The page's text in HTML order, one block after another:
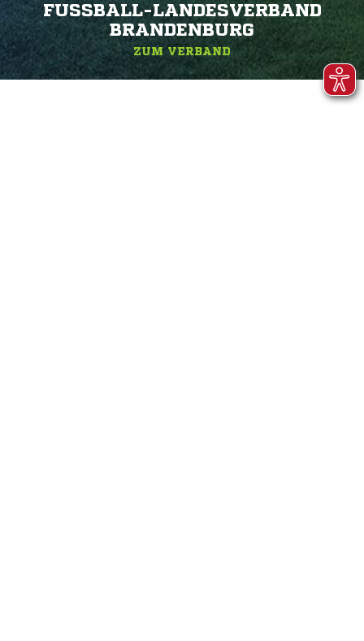
FUSSBALL-LANDESVERBAND B
RANDENBURG
ZUM VERBAND